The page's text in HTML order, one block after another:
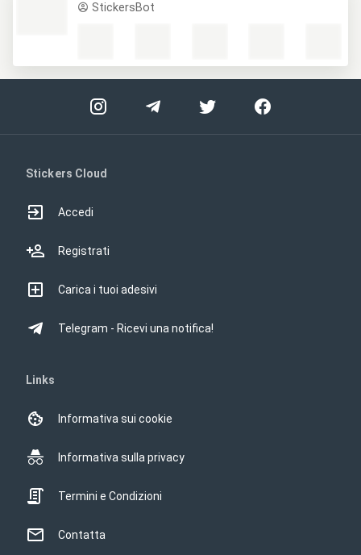
StickersBot
Stickers Cloud
Accedi
Registrati
Carica i tuoi adesivi
Telegram - Ricevi una notifica!
Links
Informativa sui cookie
Informativa sulla privacy
Termini e Condizioni
Contatta